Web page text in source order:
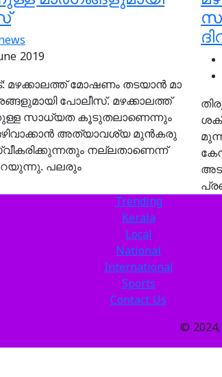
2019
മ​ഴ​ക്കാ​ല​ത്ത് മോ​ഷ​ണം ത​ട​യാ​ന്‍ മാ​
പോ​ലീ​സ്. മ​ഴ​ക്കാ​ല​ത്ത്
സാ​ധ്യ​ത കൂ​ടു​ത​ലാ​ണെ​ന്നും
അ​ത്യാ​വ​ശ്യ മു​ന്‍​ക​രു​
ന​ല്ല​താ​ണെ​ന്ന്
പ​ല​രും
Trending
Kerala
Local
National
International
Sports
Contact Us
© 2024,